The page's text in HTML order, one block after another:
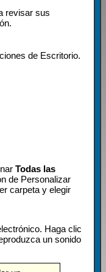
revisar sus
de Escritorio.
Todas las
de Personalizar
carpeta y elegir
Haga clic
un sonido